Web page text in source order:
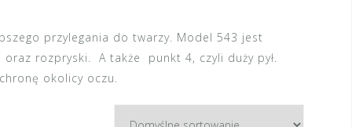
przylegania do twarzy. Model 543 jest
rozpryski. A także punkt 4, czyli duży pył.
okolicy oczu.